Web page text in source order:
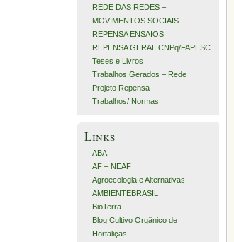
REDE DAS REDES –
MOVIMENTOS SOCIAIS
REPENSA ENSAIOS
REPENSA GERAL CNPq/FAPESC
Teses e Livros
Trabalhos Gerados – Rede
Projeto Repensa
Trabalhos/ Normas
Links
ABA
AF – NEAF
Agroecologia e Alternativas
AMBIENTEBRASIL
BioTerra
Blog Cultivo Orgânico de
Hortaliças